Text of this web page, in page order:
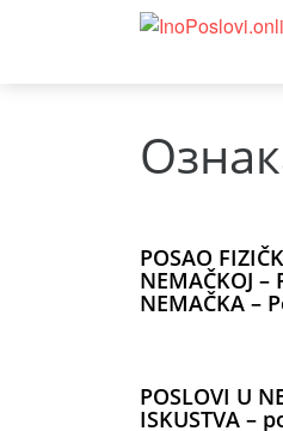
POSAO
NEMAČKOJ –
NEMAČKA –
POSLOVI U
ISKUSTVA –